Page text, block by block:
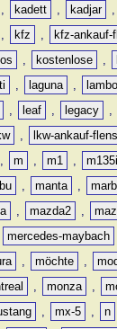
, kadett , kadjar ,
, kfz , kfz-ankauf-
, kostenlose ,
, laguna ,
, leaf , legacy ,
, lkw-ankauf-
, m , m1 , m135i
, manta ,
, mazda2 ,
mercedes-maybach
, möchte ,
, monza ,
, mx-5 , n